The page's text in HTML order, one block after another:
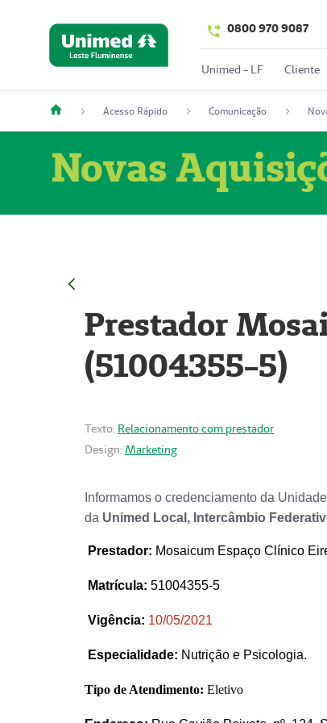
0800 970 9087
Unimed - LF Cliente
Acesso Rápido Comunicação
Novas
Prestador
(51004355-5)
Texto: Relacionamento com prestador
Design: Marketing
Informamos o credenciamento da
da Unimed Local, Intercâmbio
Prestador: Mosaicum Espaço Clínico
Matrícula: 51004355-5
Vigência: 10/05/2021
Especialidade: Nutrição e Psicologia.
Tipo de Atendimento: Eletivo